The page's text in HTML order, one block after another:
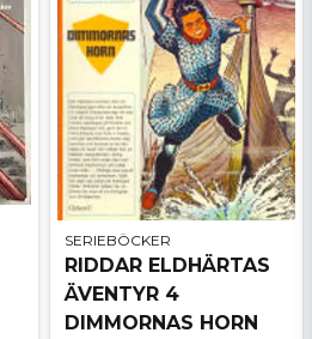
SERIEBÖCKER
RIDDAR ELDHÄRTAS
ÄVENTYR 4
DIMMORNAS HORN